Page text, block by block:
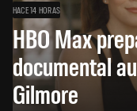
HACE 14 HORAS
HBO Max
documental
Gilmore